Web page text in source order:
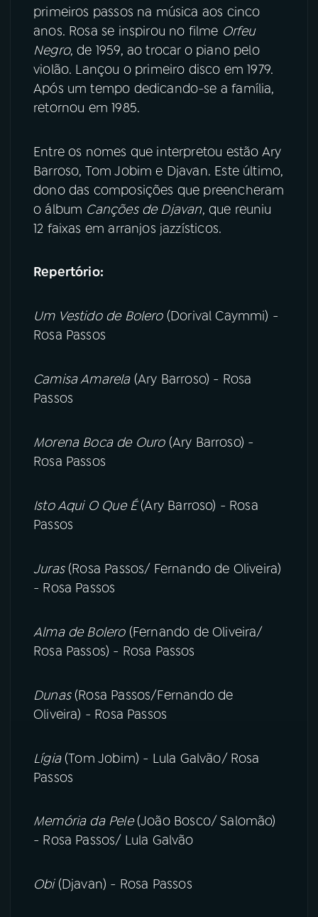
Instagram X
TikTok
primeiros passos na música aos cinco
anos. Rosa se inspirou no filme Orfeu
Negro, de 1959, ao trocar o piano pelo
violão. Lançou o primeiro disco em 1979.
Após um tempo dedicando-se a família,
retornou em 1985.
Entre os nomes que interpretou estão Ary
Barroso, Tom Jobim e Djavan. Este último,
dono das composições que preencheram
o álbum Canções de Djavan, que reuniu
12 faixas em arranjos jazzísticos.
Repertório:
Um Vestido de Bolero (Dorival Caymmi) -
Rosa Passos
Camisa Amarela(Ary Barroso) - Rosa
Passos
Morena Boca de Ouro(Ary Barroso) -
Rosa Passos
Isto Aqui O Que É(Ary Barroso) - Rosa
Passos
Juras(Rosa Passos/ Fernando de Oliveira)
- Rosa Passos
Alma de Bolero (Fernando de Oliveira/
Rosa Passos) - Rosa Passos
Dunas(Rosa Passos/Fernando de
Oliveira) - Rosa Passos
Lígia(Tom Jobim) - Lula Galvão/ Rosa
Passos
Memória da Pele(João Bosco/ Salomão)
- Rosa Passos/ Lula Galvão
Obi(Djavan) - Rosa Passos